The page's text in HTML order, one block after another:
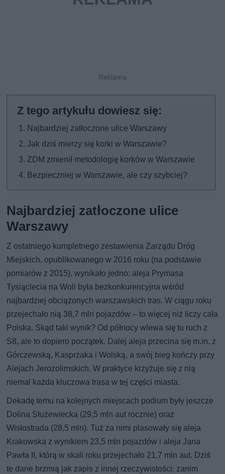
Najbardziej zatłoczone ulice Warszawy
Jak dziś mierzy się korki w Warszawie?
ZDM zmienił metodologię korków w Warszawie
Bezpieczniej w Warszawie, ale czy szybciej?
Najbardziej zatłoczone ulice
Warszawy
Z ostatniego kompletnego zestawienia Zarządu Dróg
Miejskich, opublikowanego w 2016 roku (na podstawie
pomiarów z 2015), wynikało jedno: aleja Prymasa
Tysiąclecia na Woli była bezkonkurencyjna wśród
najbardziej obciążonych warszawskich tras. W ciągu roku
przejechało nią 38,7 mln pojazdów – to więcej niż liczy cała
Polska. Skąd taki wynik? Od północy wlewa się tu ruch z
S8, ale to dopiero początek. Dalej aleja przecina się m.in. z
Górczewską, Kasprzaka i Wolską, a swój bieg kończy przy
Alejach Jerozolimskich. W praktyce krzyżuje się z nią
niemal każda kluczowa trasa w tej części miasta.
Dekadę temu na kolejnych miejscach podium były jeszcze
Dolina Służewiecka (29,5 mln aut rocznie) oraz
Wisłostrada (28,5 mln). Tuż za nimi plasowały się aleja
Krakowska z wynikiem 23,5 mln pojazdów i aleja Jana
Pawła II, którą w skali roku przejechało 21,7 mln aut. Dziś
te dane brzmią jak zapis z innej rzeczywistości: zanim